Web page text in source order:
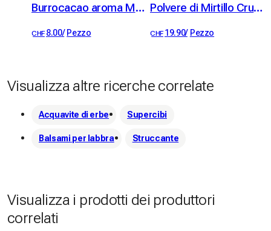
Burrocacao aroma Miele
CHF 8.00/ Pezzo
Polvere di Mirtillo Crudo
CHF 19.90/ Pezzo
Visualizza altre ricerche correlate
Acquavite di erbe Supercibi
Balsami per labbra Struccante
Visualizza i prodotti dei produttori
correlati